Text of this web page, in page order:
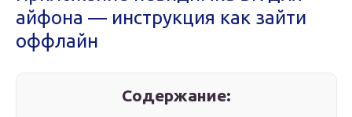
айфона — инструкция как зайти
оффлайн
Содержание: